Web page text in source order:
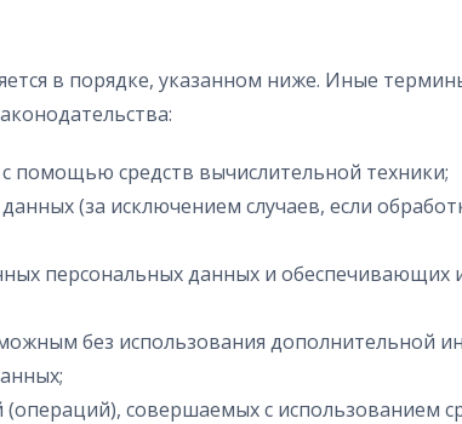
в порядке, указанном ниже. Иные
помощью средств вычислительной техники;
(за исключением случаев, если
персональных данных и обеспечивающих
без использования дополнительной
совершаемых с использованием